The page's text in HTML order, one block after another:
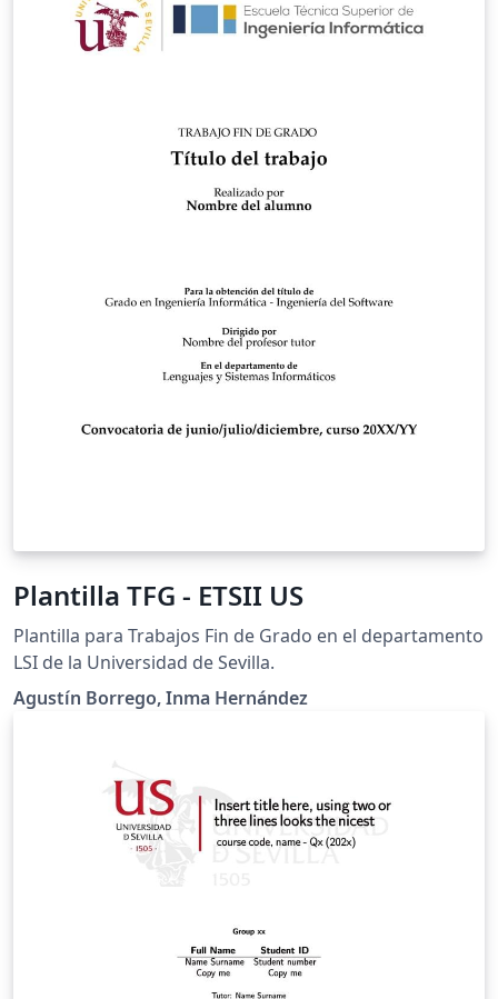
Plantilla TFG - ETSII US
Plantilla para Trabajos Fin de Grado en el departamento
LSI de la Universidad de Sevilla.
Agustín Borrego, Inma Hernández